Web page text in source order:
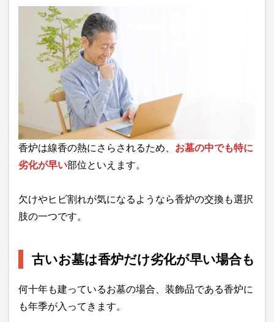
香炉は線香の熱にさらされるため、 お墓の中でも特に
劣化が早い部位といえます。
欠けやヒビ割れが気になるようなら香炉の交換も選択
肢の一つです。
古いお墓は香炉だけ劣化が早い場合も
何十年も建っているお墓の場合、装飾品である香炉に
も年季が入ってきます。